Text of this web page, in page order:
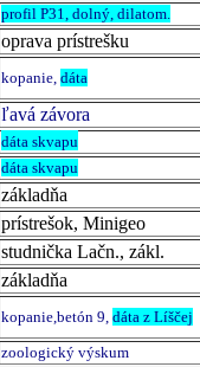
profil P31, dolný, dilatom.
oprava prístrešku
kopanie, dáta
ľavá závora
dáta skvapu
dáta skvapu
základňa
prístrešok, Minigeo
studnička Lačn., zákl.
základňa
kopanie betón 9, dáta z Líščej
zoologický výskum